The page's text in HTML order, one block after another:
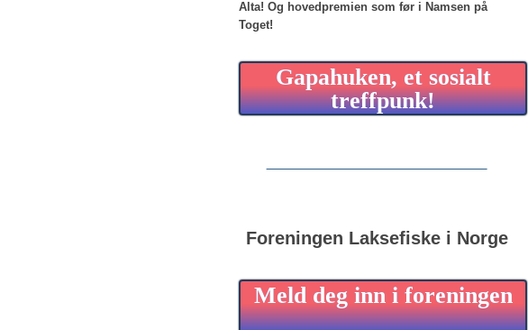
Alta! Og hovedpremien som før i Namsen på
Toget!
Gapahuken, et sosialt
treffpunk!
Foreningen Laksefiske i Norge
Meld deg inn i foreningen